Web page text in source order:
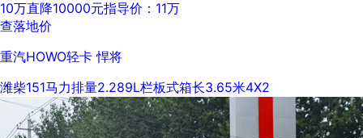
10万直降10000元指导价：11万
查落地价
重汽HOWO轻卡 悍将
潍柴151马力排量2.289L栏板式箱长3.65米4X2